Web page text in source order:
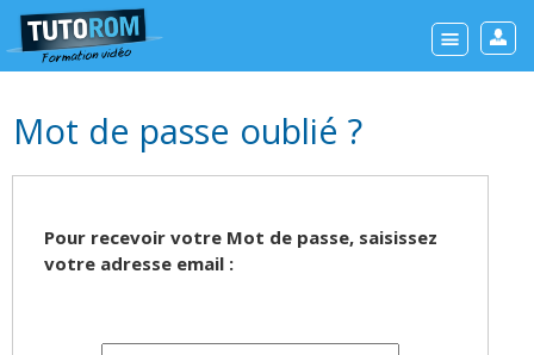
Mot de passe oublié ?
Pour recevoir votre Mot de passe, saisissez
votre adresse email :